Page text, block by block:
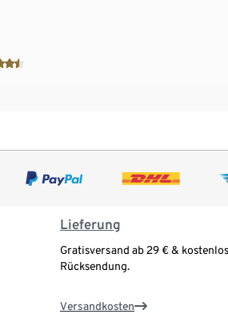
Lieferung
Gratisversand ab 29 € &
Rücksendung.
Versandkosten